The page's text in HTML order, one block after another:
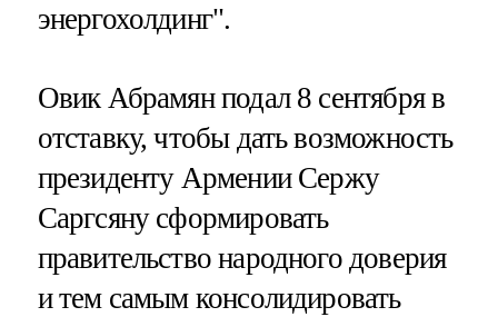
энергохолдинг".
Овик Абрамян подал 8 сентября в
отставку, чтобы дать возможность
президенту Армении Сержу
Саргсяну сформировать
правительство народного доверия
и тем самым консолидировать